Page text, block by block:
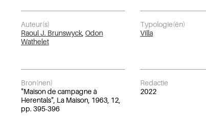
Auteur(s)
Raoul J. Brunswyck Odon
Wathelet
Typologie(ën)
Villa
Bron(nen)
"Maison de campagne à
Herentals", La Maison, 1963, 12,
pp. 395-396
Redactie
2022